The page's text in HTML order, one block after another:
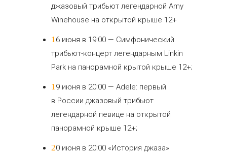
джазовый трибьют легендарной Amy
Winehouse на открытой крыше 12+
16 июня в 19:00 — Симфонический
трибьют-концерт легендарным Linkin
Park на панорамной крытой крыше 12+;
19 июня в 20:00 — Adele: первый
в России джазовый трибьют
легендарной певице на открытой
панорамной крыше 12+;
20 июня в 20:00 «История джаза»